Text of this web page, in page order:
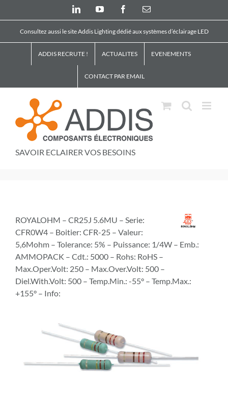
LinkedInYouTube FacebookEmail
Consultez aussi le site Addis Lighting dédié aux systèmes d’éclairage LED
ADDIS RECRUTE ! ACTUALITES EVENEMENTS
CONTACT PAR EMAIL
SAVOIR ECLAIRER VOS BESOINS
ROYALOHM – CR25J 5.6MU – Serie:
CFR0W4 – Boitier: CFR-25 – Valeur:
5,6Mohm – Tolerance: 5% – Puissance: 1/4W – Emb.:
AMMOPACK – Cdt.: 5000 – Rohs: RoHS –
Max.Oper.Volt: 250 – Max.Over.Volt: 500 –
Diel.With.Volt: 500 – Temp.Min.: -55° – Temp.Max.:
+155° – Info: